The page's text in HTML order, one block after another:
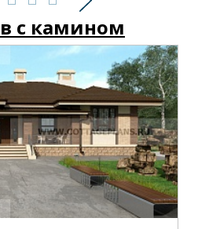
Следующий
с камином